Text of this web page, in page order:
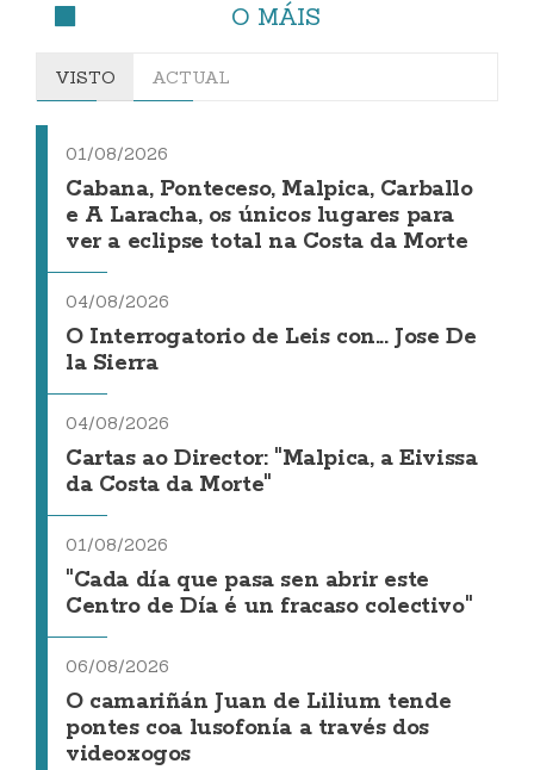
O MÁIS
VISTO ACTUAL
01/08/2026
Cabana, Ponteceso, Malpica, Carballo
e A Laracha, os únicos lugares para
ver a eclipse total na Costa da Morte
04/08/2026
O Interrogatorio de Leis con... Jose De
la Sierra
04/08/2026
Cartas ao Director: "Malpica, a Eivissa
da Costa da Morte"
01/08/2026
"Cada día que pasa sen abrir este
Centro de Día é un fracaso colectivo"
06/08/2026
O camariñán Juan de Lilium tende
pontes coa lusofonía a través dos
videoxogos